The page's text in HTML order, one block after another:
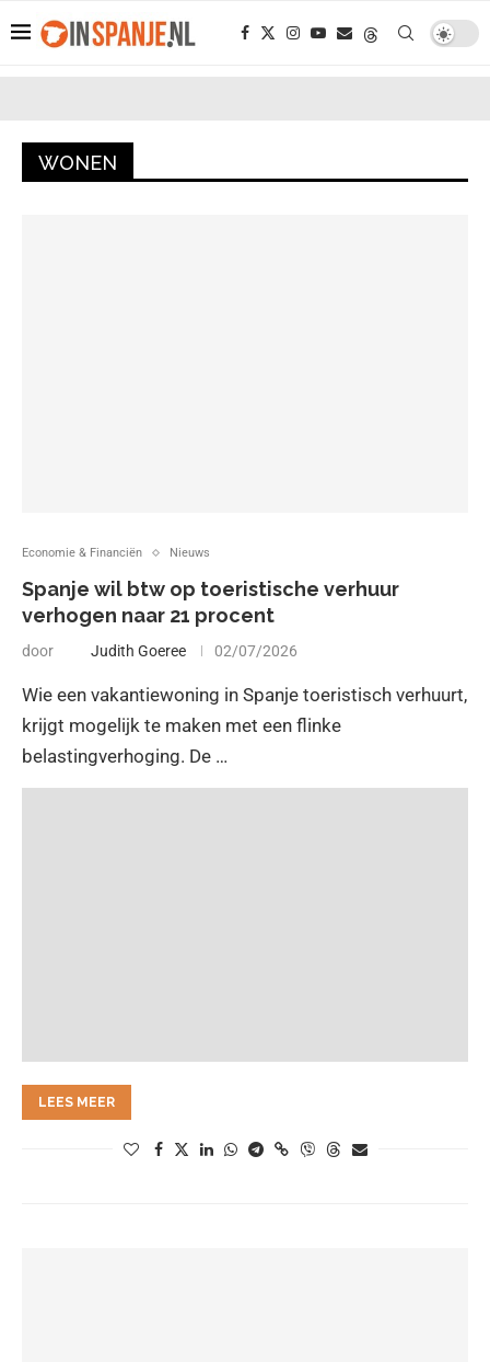
WONEN
Economie & Financiën Nieuws
Spanje wil btw op toeristische verhuur
verhogen naar 21 procent
door Judith Goeree 02/07/2026
Wie een vakantiewoning in Spanje toeristisch verhuurt,
krijgt mogelijk te maken met een flinke
belastingverhoging. De …
LEES MEER